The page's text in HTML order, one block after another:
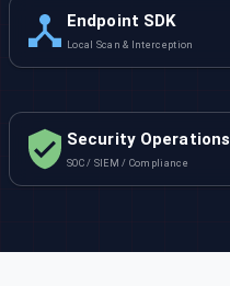
Endpoint SDK
Local Scan & Interception
Security Operations
SOC / SIEM / Compliance